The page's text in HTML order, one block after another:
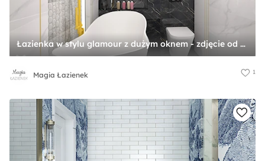
Łazienka w stylu glamour z dużym oknem - zdjęcie od Magia Łazienek
Magia Łazienek 1